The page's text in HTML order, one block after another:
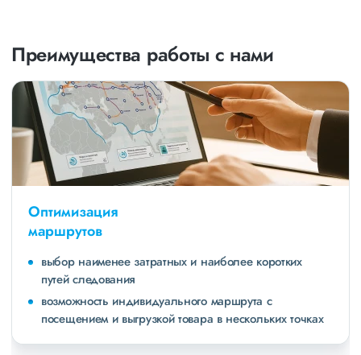
Преимущества работы с нами
Оптимизация
маршрутов
выбор наименее затратных и наиболее коротких
путей следования
возможность индивидуального маршрута с
посещением и выгрузкой товара в нескольких точках